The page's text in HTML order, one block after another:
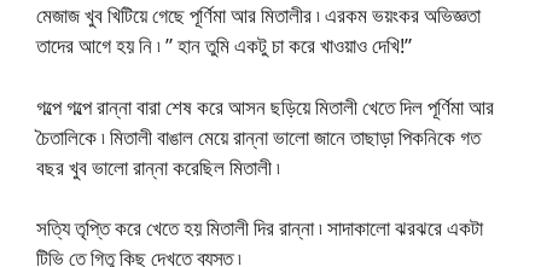
মেজাজ খুব খিটিয়ে গেছে পূর্ণিমা আর মিতালীর ৷ এরকম ভয়ংকর অভিজ্ঞতা
তাদের আগে হয় নি ৷ ” হান তুমি একটু চা করে খাওয়াও দেখি!”
গল্পে গল্পে রান্না বারা শেষ করে আসন ছড়িয়ে মিতালী খেতে দিল পূর্ণিমা আর
চৈতালিকে ৷ মিতালী বাঙাল মেয়ে রান্না ভালো জানে তাছাড়া পিকনিকে গত
বছর খুব ভালো রান্না করেছিল মিতালী ৷
সত্যি তৃপ্তি করে খেতে হয় মিতালী দির রান্না ৷ সাদাকালো ঝরঝরে একটা
টিভি তে গিতু কিছু দেখতে ব্যস্ত ৷